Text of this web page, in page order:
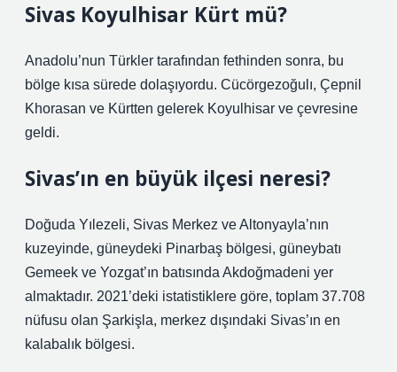
Sivas Koyulhisar Kürt mü?
Anadolu’nun Türkler tarafından fethinden sonra, bu
bölge kısa sürede dolaşıyordu. Cücörgezoğulı, Çepnil
Khorasan ve Kürtten gelerek Koyulhisar ve çevresine
geldi.
Sivas’ın en büyük ilçesi neresi?
Doğuda Yılezeli, Sivas Merkez ve Altonyayla’nın
kuzeyinde, güneydeki Pinarbaş bölgesi, güneybatı
Gemeek ve Yozgat’ın batısında Akdoğmadeni yer
almaktadır. 2021’deki istatistiklere göre, toplam 37.708
nüfusu olan Şarkişla, merkez dışındaki Sivas’ın en
kalabalık bölgesi.